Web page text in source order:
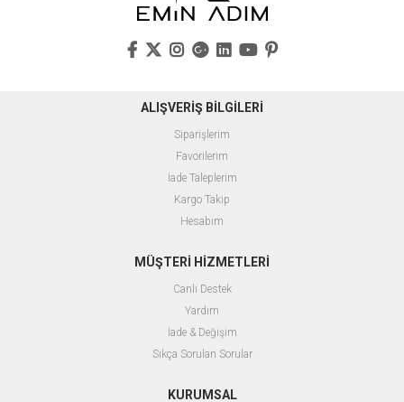
ALIŞVERİŞ BİLGİLERİ
Siparişlerim
Favorilerim
İade Taleplerim
Kargo Takip
Hesabım
MÜŞTERİ HİZMETLERİ
Canlı Destek
Yardım
İade & Değişim
Sıkça Sorulan Sorular
KURUMSAL